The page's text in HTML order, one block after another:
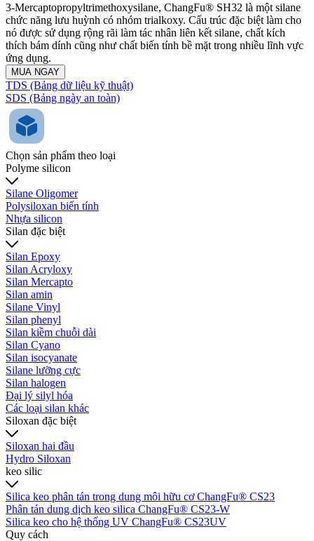
3-Mercaptopropyltrimethoxysilane, ChangFu® SH32 là một silane
chức năng lưu huỳnh có nhóm trialkoxy. Cấu trúc đặc biệt làm cho
nó được sử dụng rộng rãi làm tác nhân liên kết silane, chất kích
thích bám dính cũng như chất biến tính bề mặt trong nhiều lĩnh vực
ứng dụng.
MUA NGAY
TDS (Bảng dữ liệu kỹ thuật)
SDS (Bảng ngày an toàn)
Chọn sản phẩm theo loại
Polyme silicon
Silane Oligomer
Polysiloxan biến tính
Nhựa silicon
Silan đặc biệt
Silan Epoxy
Silan Acryloxy
Silan Mercapto
Silan amin
Silane Vinyl
Silan phenyl
Silan kiềm chuỗi dài
Silan Cyano
Silan isocyanate
Silane lưỡng cực
Silan halogen
Đại lý silyl hóa
Các loại silan khác
Siloxan đặc biệt
Siloxan hai đầu
Hydro Siloxan
keo silic
Silica keo phân tán trong dung môi hữu cơ ChangFu® CS23
Phân tán dung dịch keo silica ChangFu® CS23-W
Silica keo cho hệ thống UV ChangFu® CS23UV
Quy cách